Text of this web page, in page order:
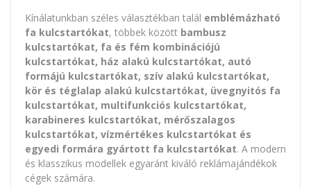
Kínálatunkban széles választékban talál emblémázható
fa kulcstartókat, többek között bambusz
kulcstartókat, fa és fém kombinációjú
kulcstartókat, ház alakú kulcstartókat, autó
formájú kulcstartókat, szív alakú kulcstartókat,
kör és téglalap alakú kulcstartókat, üvegnyitós fa
kulcstartókat, multifunkciós kulcstartókat,
karabineres kulcstartókat, mérőszalagos
kulcstartókat, vízmértékes kulcstartókat és
egyedi formára gyártott fa kulcstartókat. A modern
és klasszikus modellek egyaránt kiváló reklámajándékok
cégek számára.